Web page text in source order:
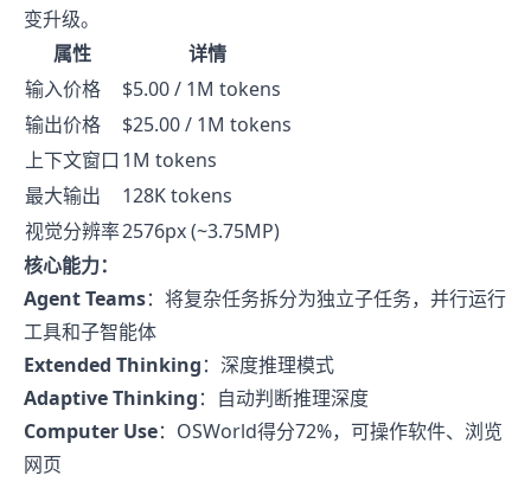
变升级。
属性
详情
输入价格
$5.00 / 1M tokens
输出价格
$25.00 / 1M tokens
上下文窗口 1M tokens
最大输出
128K tokens
视觉分辨率2576px (~3.75MP)
核心能力：
Agent Teams：将复杂任务拆分为独立子任务，并行运行
工具和子智能体
Extended Thinking：深度推理模式
Adaptive Thinking：自动判断推理深度
Computer Use：OSWorld得分72%，可操作软件、浏览
网页